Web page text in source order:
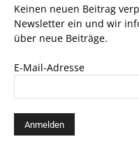
Keinen neuen Beitrag
Newsletter ein und wir
über neue Beiträge.
E-Mail-Adresse